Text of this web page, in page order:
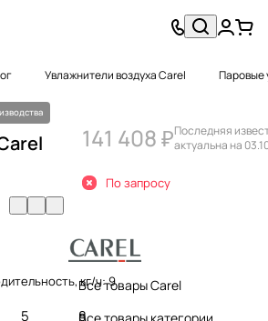
Увлажнители воздуха Carel Паровые
кг/ч:9
5 8
141 408 ₽Последняя
актуальна на
По запросу
Все товары Carel